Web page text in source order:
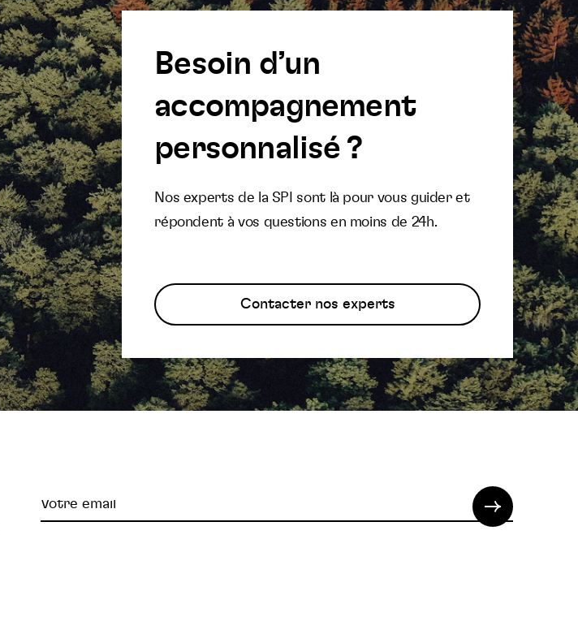
Besoin d’un
accompagnement
personnalisé ?
Nos experts de la SPI sont là pour vous guider et
répondent à vos questions en moins de 24h.
Contacter nos experts
Votre